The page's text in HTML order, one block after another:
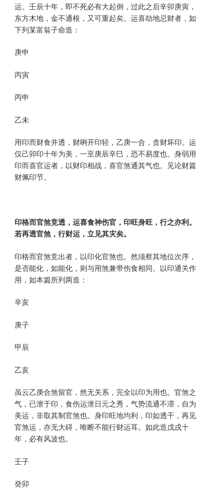
运。壬辰十年，即不死必有大起倒，过此之后辛卯庚寅，
东方木地，金不通根，又可重起矣。运喜劫地忌财者，如
下列某富翁子命造：
庚申
丙寅
丙申
乙未
用印而财食并透，财咧开印轻，乙庚一合，贪财坏印。运
仅己卯印十年为美，一至庚辰辛巳，恐不易度也。身弱用
印而喜官运者，以财印相战，喜官煞通其气也。见论财篇
财佩印节。
印格而官煞竞透，运喜食神伤官，印旺身旺，行之亦利。
若再透官煞，行财运，立见其灾矣。
印格而官煞竞出者，以印化官煞也。然须察其地位次序，
是否能化，如能化，则与用煞兼带伤食相同。以印通关作
用，如本篇所列两造：
辛亥
庚子
甲辰
乙亥
虽云乙庚合煞留官，然无关系，完全以印为用也。官煞之
气，已泄于印，食伤运泄日元之秀，气势流通不滞，自为
美运，非取其制官煞也。身印旺地均利，印如透干，再见
官煞运，亦无大碍，唯断不能行财运耳。如此造戊戌十
年，必有风波也。
壬子
癸卯